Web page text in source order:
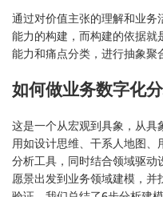
通过对价值主张的理解和业务
能力的构建，而构建的依据就
能力和痛点分类，进行抽象聚
如何做业务数字化
这是一个从宏观到具象，从具
用如设计思维、干系人地图
分析工具，同时结合领域驱动
愿景出发到业务领域建模，